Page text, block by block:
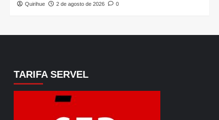
Quirihue 2 de agosto de 2026 0
TARIFA SERVEL